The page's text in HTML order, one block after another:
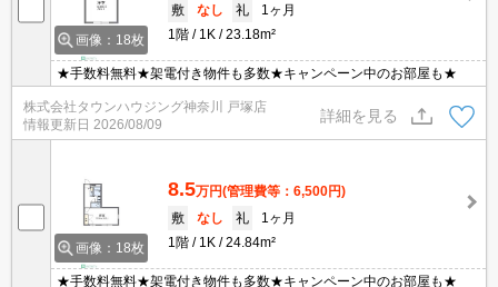
画像：18枚
敷
なし 礼
1ヶ月
1階
1K 23.18m²
★手数料無料★架電付き物件も多数★キャンペーン中のお部屋も★
株式会社タウンハウジング神奈川 戸塚店
情報更新日 2026/08/09
詳細を見る
画像：18枚
8.5万円(管理費等：6,500円)
敷
なし 礼
1ヶ月
1階
1K 24.84m²
★手数料無料★架電付き物件も多数★キャンペーン中のお部屋も★